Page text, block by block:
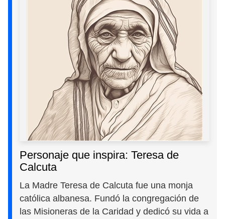
Personaje que inspira: Teresa de
Calcuta
La Madre Teresa de Calcuta fue una monja
católica albanesa. Fundó la congregación de
las Misioneras de la Caridad y dedicó su vida a